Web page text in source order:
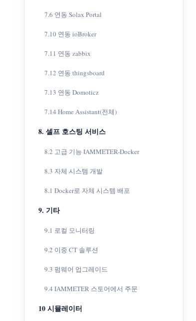
7.6 연동 Solax Portal
7.10 연동 ioBroker
7.11 연동 zabbix
7.12 연동 thingsboard
7.13 연동 Domoticz
7.14 Home Assistant(전체)
8. 셀프 호스팅 서비스
8.2 고급 기능 IAMMETER-Docker
8.3 자체 시스템 개발
8.1 Docker로 자체 시스템 배포
9. 기타
9.1 로컬 모니터링
9.2 이중 CT 솔루션
9.3 펌웨어 업그레이드
9.4 IAMMETER 스토어에서 주문
10 시뮬레이터